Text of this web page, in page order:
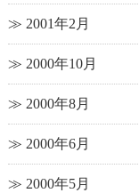
2001年2月
2000年10月
2000年8月
2000年6月
2000年5月